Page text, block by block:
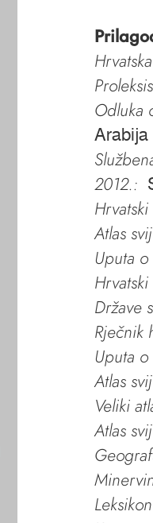
Odluka
Arabija
2012.:
Atlas
Uputa
Države
Rječnik
Uputa
Atlas
Veliki
Atlas